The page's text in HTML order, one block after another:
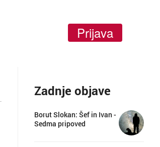
Prijava
Zadnje objave
Borut Slokan: Šef in Ivan -
Sedma pripoved